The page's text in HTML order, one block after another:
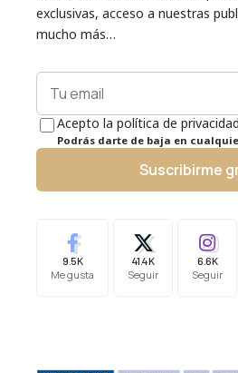
exclusivas, acceso a nuestras
mucho más…
Acepto la política de
Podrás darte de baja en
Suscribirme
9.5K
Me gusta
41.4K
Seguir
6.6K
Seguir